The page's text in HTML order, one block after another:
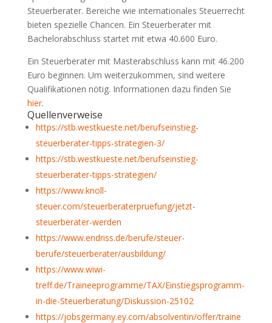
Steuerberater. Bereiche wie internationales Steuerrecht
bieten spezielle Chancen. Ein Steuerberater mit
Bachelorabschluss startet mit etwa 40.600 Euro.
Ein Steuerberater mit Masterabschluss kann mit 46.200
Euro beginnen. Um weiterzukommen, sind weitere
Qualifikationen nötig. Informationen dazu finden Sie
hier.
Quellenverweise
https://stb.westkueste.net/berufseinstieg-
steuerberater-tipps-strategien-3/
https://stb.westkueste.net/berufseinstieg-
steuerberater-tipps-strategien/
https://www.knoll-
steuer.com/steuerberaterpruefung/jetzt-
steuerberater-werden
https://www.endriss.de/berufe/steuer-
berufe/steuerberater/ausbildung/
https://www.wiwi-
treff.de/Traineeprogramme/TAX/Einstiegsprogramm-
in-die-Steuerberatung/Diskussion-25102
https://jobsgermany.ey.com/absolventin/offer/traine